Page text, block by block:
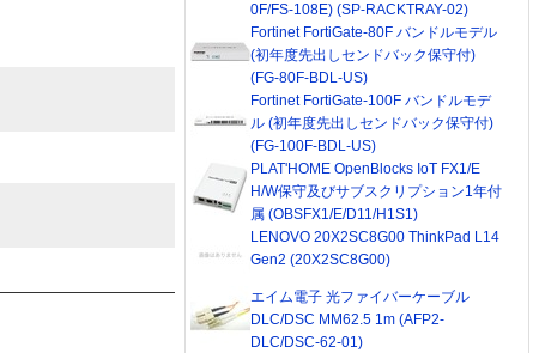
0F/FS-108E) (SP-RACKTRAY-02)
Fortinet FortiGate-80F バンドルモデル
(初年度先出しセンドバック保守付)
(FG-80F-BDL-US)
Fortinet FortiGate-100F バンドルモデ
ル (初年度先出しセンドバック保守付)
(FG-100F-BDL-US)
PLAT'HOME OpenBlocks IoT FX1/E
H/W保守及びサブスクリプション1年付
属 (OBSFX1/E/D11/H1S1)
LENOVO 20X2SC8G00 ThinkPad L14
Gen2 (20X2SC8G00)
エイム電子 光ファイバーケーブル
DLC/DSC MM62.5 1m (AFP2-
DLC/DSC-62-01)